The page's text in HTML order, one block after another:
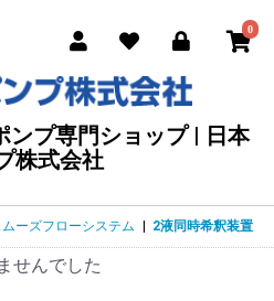
0
ンプ専門ショップ | 日本
株式会社
ムーズフローシステム | 2液同時希釈装置
せんでした